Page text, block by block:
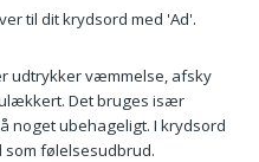
til dit krydsord med 'Ad'.
udtrykker væmmelse, afsky
Det bruges især
noget ubehageligt. I krydsord
følelsesudbrud.